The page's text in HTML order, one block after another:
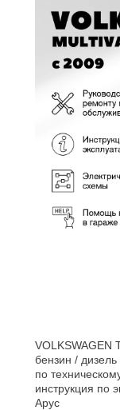
VOLKSWAGEN
бензин / дизель
по
инструкция по
Арус